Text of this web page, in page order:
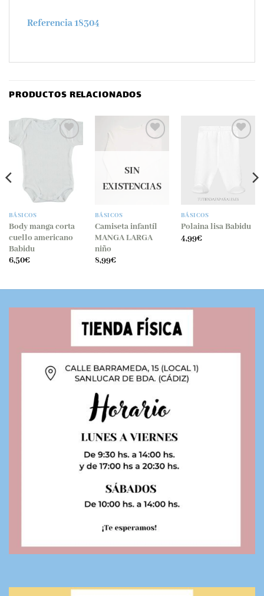
Referencia 18304
PRODUCTOS RELACIONADOS
Añadir
BÁSICOS
Body manga corta
cuello americano
Babidu
6,50€
deseos
SIN
EXISTENCIAS
BÁSICOS
Camiseta infantíl
MANGA LARGA
niño
8,99€
BÁSICOS
Polaina lisa Babidu
4,99€